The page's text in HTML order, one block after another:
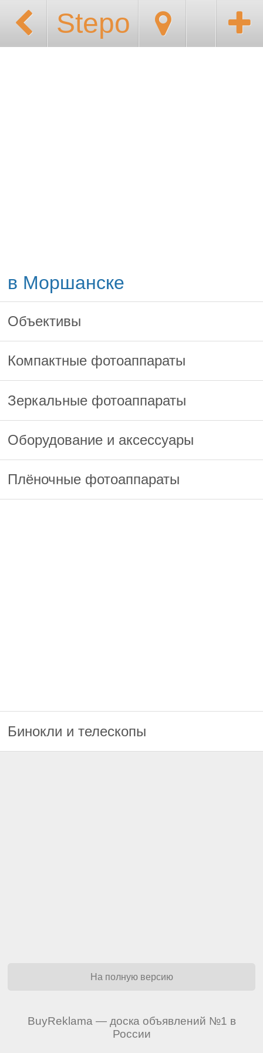
Stepo
в Моршанске
Объективы
Компактные фотоаппараты
Зеркальные фотоаппараты
Оборудование и аксессуары
Плёночные фотоаппараты
Бинокли и телескопы
На полную версию
BuyReklama — доска объявлений №1 в
России